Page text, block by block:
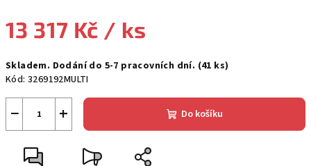
13 317 Kč / ks
cena:
Skladem. Dodání do 5-7 pracovních dní. (41 ks)
Kód: 3269192MULTI
+
− Do košíku